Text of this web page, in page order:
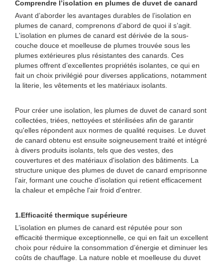
Comprendre l’isolation en plumes de duvet de canard
Avant d’aborder les avantages durables de l’isolation en
plumes de canard, comprenons d’abord de quoi il s’agit.
L'isolation en plumes de canard est dérivée de la sous-
couche douce et moelleuse de plumes trouvée sous les
plumes extérieures plus résistantes des canards. Ces
plumes offrent d’excellentes propriétés isolantes, ce qui en
fait un choix privilégié pour diverses applications, notamment
la literie, les vêtements et les matériaux isolants.
Pour créer une isolation, les plumes de duvet de canard sont
collectées, triées, nettoyées et stérilisées afin de garantir
qu'elles répondent aux normes de qualité requises. Le duvet
de canard obtenu est ensuite soigneusement traité et intégré
à divers produits isolants, tels que des vestes, des
couvertures et des matériaux d'isolation des bâtiments. La
structure unique des plumes de duvet de canard emprisonne
l'air, formant une couche d'isolation qui retient efficacement
la chaleur et empêche l'air froid d'entrer.
1.Efficacité thermique supérieure
L’isolation en plumes de canard est réputée pour son
efficacité thermique exceptionnelle, ce qui en fait un excellent
choix pour réduire la consommation d’énergie et diminuer les
coûts de chauffage. La nature noble et moelleuse du duvet